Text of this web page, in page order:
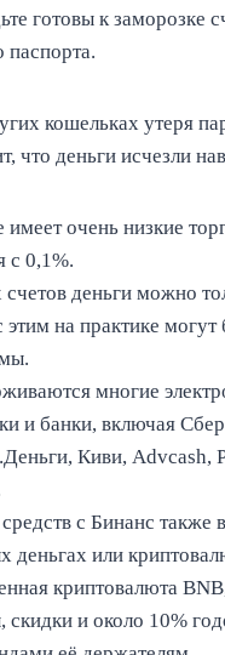
готовы к заморозке
паспорта.
кошельках утеря
что деньги исчезли
имеет очень низкие
с 0,1%.
счетов деньги можно
этим на практике могут
многие
и банки, включая
Киви, Advcash,
с Бинанс также
деньгах или
криптовалюта
скидки и около 10%